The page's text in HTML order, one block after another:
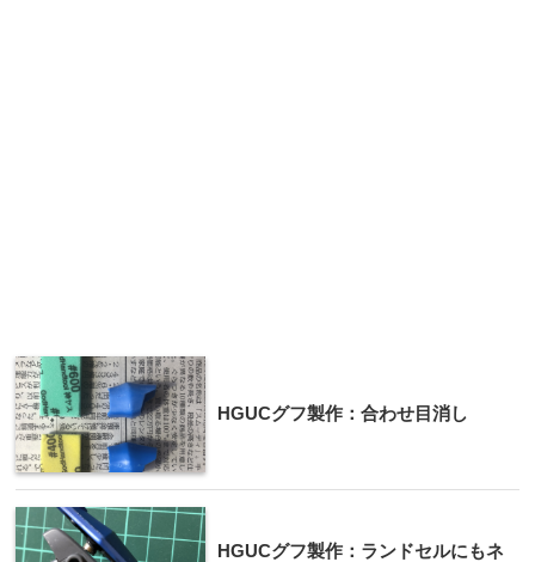
HGUCグフ製作：合わせ目消し
HGUCグフ製作：ランドセルにもネ